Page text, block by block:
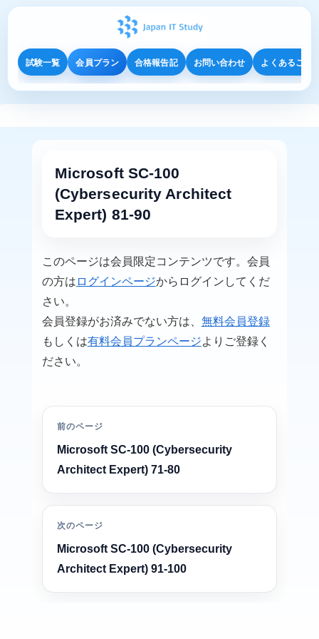
試験一覧 会員プラン 合格報告記 お問い合わせ よくあるご質
Microsoft SC-100
(Cybersecurity Architect
Expert) 81-90
このページは会員限定コンテンツです。会員
の方は ログインページからログインしてくだ
さい。
会員登録がお済みでない方は、 無料会員登録
もしくは有料会員プランページよりご登録く
ださい。
前のページ
Microsoft SC-100 (Cybersecurity
Architect Expert) 71-80
次のページ
Microsoft SC-100 (Cybersecurity
Architect Expert) 91-100